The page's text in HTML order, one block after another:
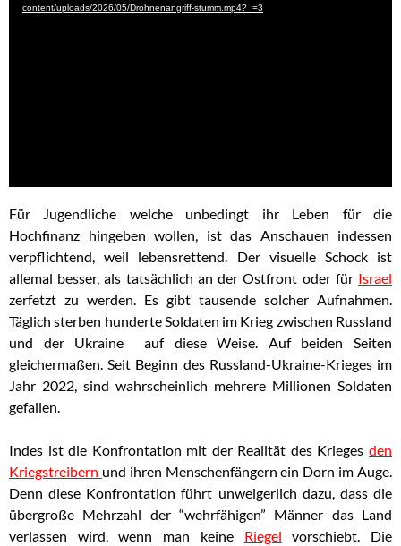
content/uploads/2026/05/Drohnenangriff-stumm.mp4?_=3
Für Jugendliche welche unbedingt ihr Leben für die
Hochfinanz hingeben wollen, ist das Anschauen indessen
verpflichtend, weil lebensrettend. Der visuelle Schock ist
allemal besser, als tatsächlich an der Ostfront oder für Israel
zerfetzt zu werden. Es gibt tausende solcher Aufnahmen.
Täglich sterben hunderte Soldaten im Krieg zwischen Russland
und der Ukraine auf diese Weise. Auf beiden Seiten
gleichermaßen. Seit Beginn des Russland-Ukraine-Krieges im
Jahr 2022, sind wahrscheinlich mehrere Millionen Soldaten
gefallen.
Indes ist die Konfrontation mit der Realität des Krieges den
Kriegstreibern und ihren Menschenfängern ein Dorn im Auge.
Denn diese Konfrontation führt unweigerlich dazu, dass die
übergroße Mehrzahl der “wehrfähigen” Männer das Land
verlassen wird, wenn man keine Riegel vorschiebt. Die